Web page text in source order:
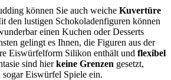
können Sie auch weiche Kuvertüre
den lustigen Schokoladenfiguren können
einen Kuchen oder Desserts
gelingt es Ihnen, die Figuren aus der
Eiswürfelform Silikon enthält und flexibel
sind hierkeine Grenzen gesetzt,
Eiswürfel Spiele ein.